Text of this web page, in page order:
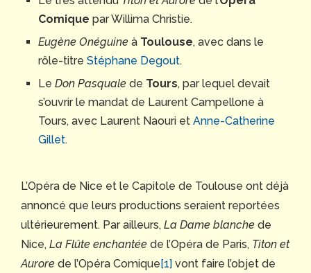
Comique par Willima Christie.
Eugène Onéguine à Toulouse, avec dans le
rôle-titre Stéphane Degout.
Le Don Pasquale de Tours, par lequel devait
s’ouvrir le mandat de Laurent Campellone à
Tours, avec Laurent Naouri et Anne-Catherine
Gillet.
L’Opéra de Nice et le Capitole de Toulouse ont déjà
annoncé que leurs productions seraient reportées
ultérieurement. Par ailleurs, La Dame blanche de
Nice, La Flûte enchantée de l’Opéra de Paris, Titon et
Aurore de l’Opéra Comique [1] vont faire l’objet de